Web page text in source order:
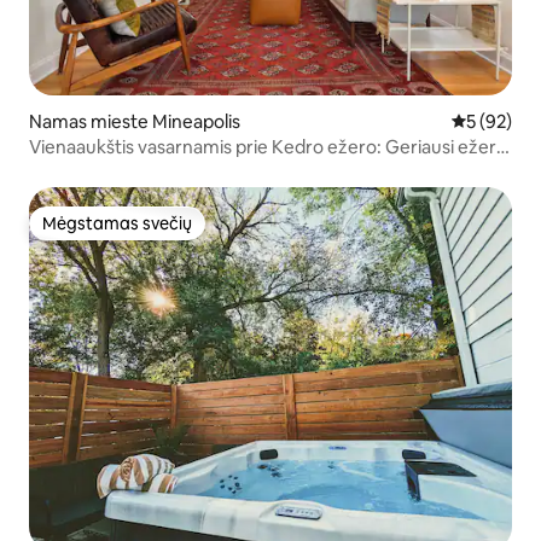
Namas mieste Mineapolis Vidutinis
5 (92)
Vienaaukštis vasarnamis prie Kedro ežero: Geriausi ežerai
Mėgstamas svečių
Mėgstamas svečių